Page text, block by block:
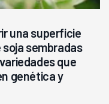
una superficie
sembradas
que
genética y